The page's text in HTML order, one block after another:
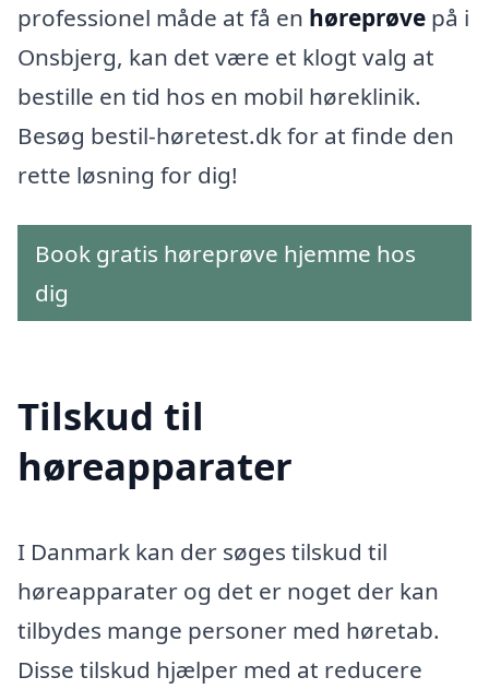
professionel måde at få en høreprøve på i
Onsbjerg, kan det være et klogt valg at
bestille en tid hos en mobil høreklinik.
Besøg bestil-høretest.dk for at finde den
rette løsning for dig!
Book gratis høreprøve hjemme hos
dig
Tilskud til
høreapparater
I Danmark kan der søges tilskud til
høreapparater og det er noget der kan
tilbydes mange personer med høretab.
Disse tilskud hjælper med at reducere